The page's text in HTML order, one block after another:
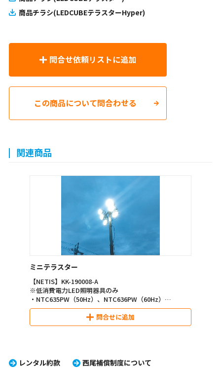
商品チラシ(LEDCUBEテラスターHyper)
問合せ依頼リストに追加
この商品について問合わせる
関連商品
ミニテラスター
【NETIS】KK-190008-A
※低消費電力LED照明器具のみ
・NTC635PW（50Hz）、NTC636PW（60Hz）
・NTC65W（50Hz）、NTC66W（60Hz）
・NTC45W（50Hz）、NTC46W（60Hz）
・NTC2WLB（リチウムイオンバッテリー）
問合せに追加
レンタル約款 西尾補償制度について